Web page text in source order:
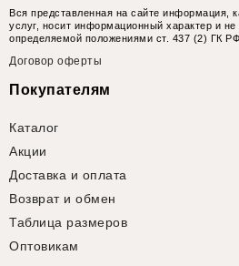
Вся представленная на сайте информация,
услуг, носит информационный характер и
определяемой положениями ст. 437 (2) ГК РФ.
Договор оферты
Покупателям
Каталог
Акции
Доставка и оплата
Возврат и обмен
Таблица размеров
Оптовикам